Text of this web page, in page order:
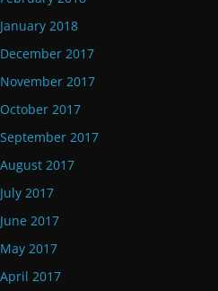
January 2018
December 2017
November 2017
October 2017
September 2017
August 2017
July 2017
June 2017
May 2017
April 2017